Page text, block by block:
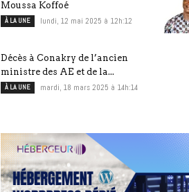
Moussa Koffoé
À LA UNE lundi, 12 mai 2025 à 12h:12
Décès à Conakry de l’ancien
ministre des AE et de la...
À LA UNE mardi, 18 mars 2025 à 14h:14